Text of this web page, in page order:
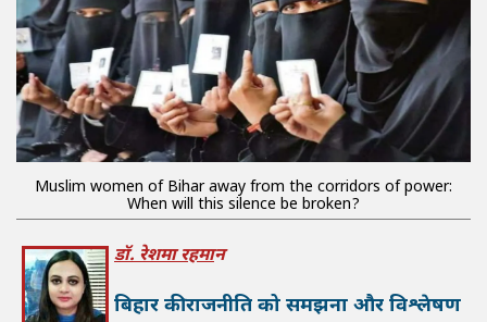
Muslim women of Bihar away from the corridors of power:
When will this silence be broken?
डॉ. रेशमा रहमान
बिहार की राजनीति को समझना और विश्लेषण